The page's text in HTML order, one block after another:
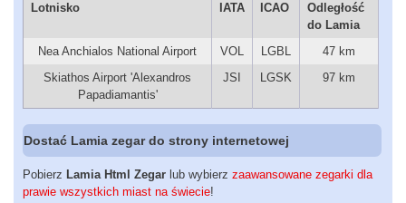
Lotnisko IATA ICAO
Odległość
do Lamia
Nea Anchialos National Airport
VOL LGBL
47 km
Skiathos Airport 'Alexandros
Papadiamantis'
JSI LGSK 97 km
Dostać Lamia zegar do strony internetowej
Pobierz Lamia Html Zegar lub wybierz zaawansowane zegarki dla
prawie wszystkich miast na świecie!